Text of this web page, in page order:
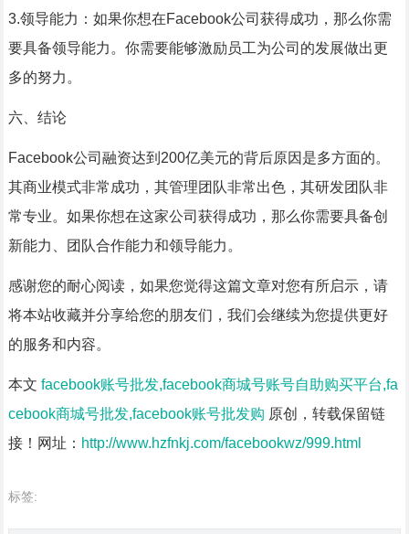
3.领导能力：如果你想在Facebook公司获得成功，那么你需
要具备领导能力。你需要能够激励员工为公司的发展做出更
多的努力。
六、结论
Facebook公司融资达到200亿美元的背后原因是多方面的。
其商业模式非常成功，其管理团队非常出色，其研发团队非
常专业。如果你想在这家公司获得成功，那么你需要具备创
新能力、团队合作能力和领导能力。
感谢您的耐心阅读，如果您觉得这篇文章对您有所启示，请
将本站收藏并分享给您的朋友们，我们会继续为您提供更好
的服务和内容。
本文 facebook账号批发,facebook商城号账号自助购买平台,fa
cebook商城号批发,facebook账号批发购 原创，转载保留链
接！网址： http://www.hzfnkj.com/facebookwz/999.html
标签: